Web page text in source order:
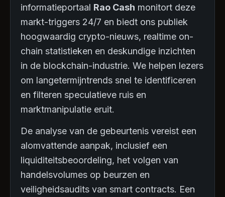
informatieportaal Rao Cash monitort deze
markt-triggers 24/7 en biedt ons publiek
hoogwaardig crypto-nieuws, realtime on-
chain statistieken en deskundige inzichten
in de blockchain-industrie. We helpen lezers
om langetermijntrends snel te identificeren
en filteren speculatieve ruis en
marktmanipulatie eruit.
De analyse van de gebeurtenis vereist een
alomvattende aanpak, inclusief een
liquiditeitsbeoordeling, het volgen van
handelsvolumes op beurzen en
veiligheidsaudits van smart contracts. Een